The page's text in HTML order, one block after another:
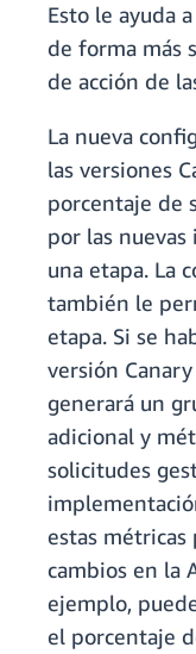
Esto le ayuda
de forma más
de acción de
La nueva
las versiones
porcentaje de
por las
una etapa. La
también le
etapa. Si se
versión
generará un
adicional y
solicitudes
estas
cambios en la
ejemplo,
el porcentaje